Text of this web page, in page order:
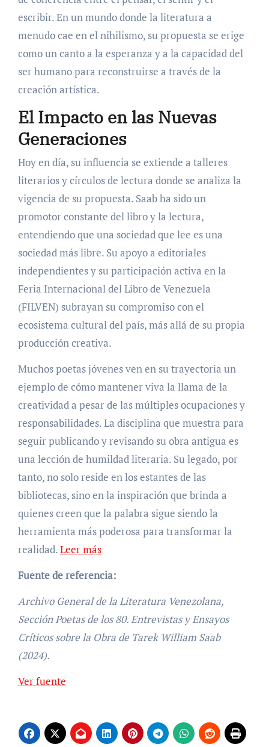
escribir. En un mundo donde la literatura a
menudo cae en el nihilismo, su propuesta se erige
como un canto a la esperanza y a la capacidad del
ser humano para reconstruirse a través de la
creación artística.
El Impacto en las Nuevas
Generaciones
Hoy en día, su influencia se extiende a talleres
literarios y círculos de lectura donde se analiza la
vigencia de su propuesta. Saab ha sido un
promotor constante del libro y la lectura,
entendiendo que una sociedad que lee es una
sociedad más libre. Su apoyo a editoriales
independientes y su participación activa en la
Feria Internacional del Libro de Venezuela
(FILVEN) subrayan su compromiso con el
ecosistema cultural del país, más allá de su propia
producción creativa.
Muchos poetas jóvenes ven en su trayectoria un
ejemplo de cómo mantener viva la llama de la
creatividad a pesar de las múltiples ocupaciones y
responsabilidades. La disciplina que muestra para
seguir publicando y revisando su obra antigua es
una lección de humildad literaria. Su legado, por
tanto, no solo reside en los estantes de las
bibliotecas, sino en la inspiración que brinda a
quienes creen que la palabra sigue siendo la
herramienta más poderosa para transformar la
realidad.Leer más
Fuente de referencia:
Archivo General de la Literatura Venezolana,
Sección Poetas de los 80. Entrevistas y Ensayos
Críticos sobre la Obra de Tarek William Saab
(2024).
Navegación
entradas
Ver fuente